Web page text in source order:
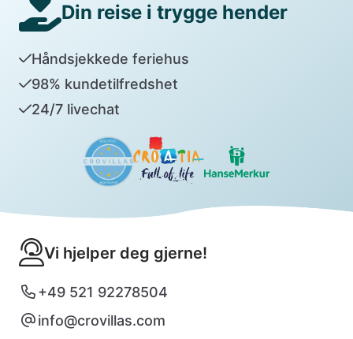
Din reise i trygge hender
Håndsjekkede feriehus
98% kundetilfredshet
24/7 livechat
Vi hjelper deg gjerne!
+49 521 92278504
info@crovillas.com